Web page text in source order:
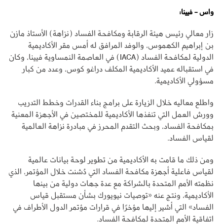
واس - فيينا:
زار معالي رئيس هيئة الرقابة ومكافحة الفساد (نزاهة) الأستاذ مازن
بن إبراهيم الكهموس، والوفد المرافق له أمس مقر الأكاديمية
الدولية لمكافحة الفساد (IACA) في العاصمة النمساوية فيينا، وكان
في استقباله عميد الأكاديمية المكلف دراغو كوس، وعدد من كبار
مسؤولي الأكاديمية.
واطلع معاليه خلال الزيارة على برامج بناء القدرات وخطط التدريب
وورش العمل التي تنفذها الأكاديمية للمختصين في الأجهزة المعنية
بمكافحة الفساد، وبحث التقدم المحرز في مبادرة نزاهة العالمية
لقياس الفساد.
ومن ذلك ما قامت به الأكاديمية من تطوير لوحة بيانات عالمية
لقياس فاعلية أجهزة مكافحة الفساد التي دُشنت خلال المؤتمر، الذي
نظمته الأمم المتحدة بالشراكة مع عدة جهات دولية من بينها
الأكاديمية، ونتج عنه «توصيات نيويورك بشأن مستقبل قياس
الفساد» التي أشير إليها مؤخرًا في قرارات مؤتمر الدول الأطراف في
اتفاقية الأمم المتحدة لمكافحة الفساد.